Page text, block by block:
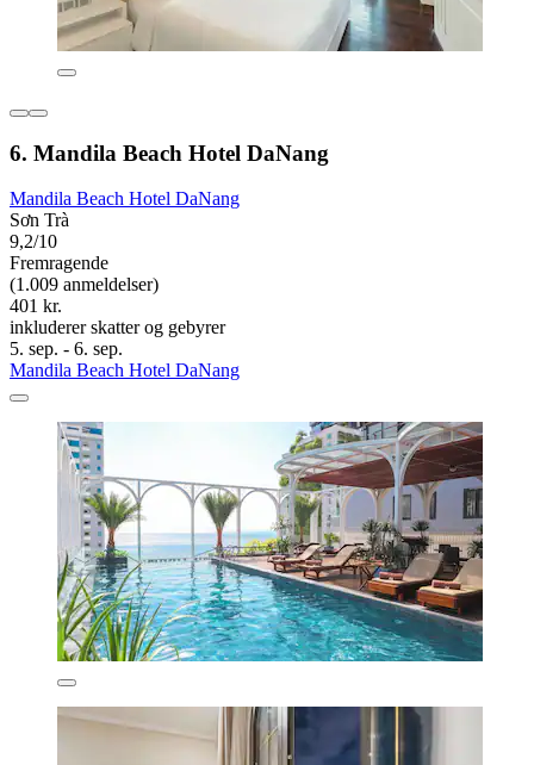
6. Mandila Beach Hotel DaNang
Mandila Beach Hotel DaNang
Sơn Trà
9,2/10
Fremragende
(1.009 anmeldelser)
401 kr.
inkluderer skatter og gebyrer
5. sep. - 6. sep.
Mandila Beach Hotel DaNang